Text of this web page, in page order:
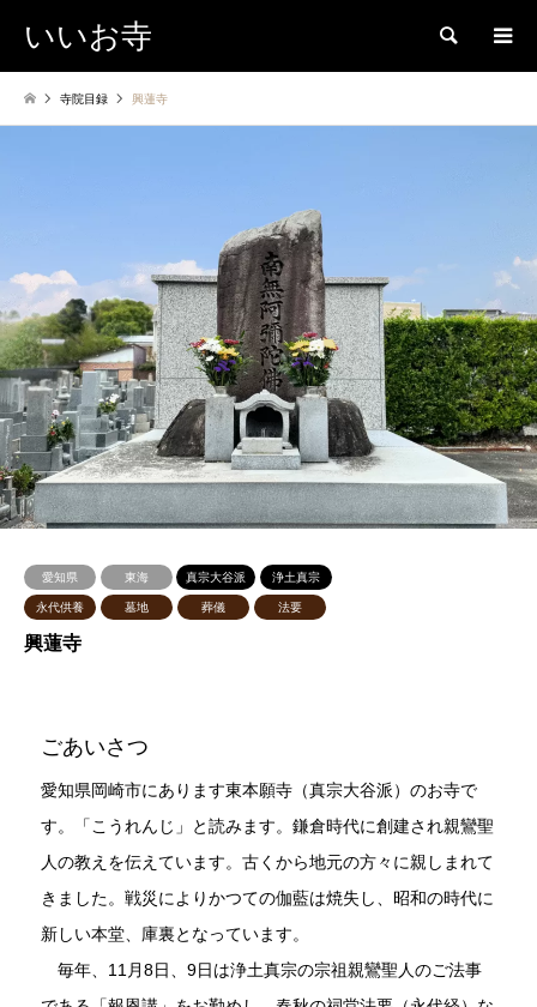
いいお寺 検索
寺院目録 興蓮寺
愛知県 東海 真宗大谷派 浄土真宗
永代供養 墓地 葬儀 法要
興蓮寺
ごあいさつ
愛知県岡崎市にあります東本願寺（真宗大谷派）のお寺で
す。「こうれんじ」と読みます。鎌倉時代に創建され親鸞聖
人の教えを伝えています。古くから地元の方々に親しまれて
きました。戦災によりかつての伽藍は焼失し、昭和の時代に
新しい本堂、庫裏となっています。
毎年、11月8日、9日は浄土真宗の宗祖親鸞聖人のご法事